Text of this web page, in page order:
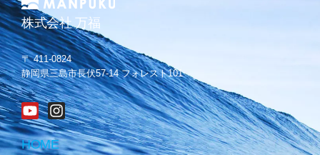
株式会社 万福
〒 411-0824
静岡県三島市長伏57-14 フォレスト101
HOME